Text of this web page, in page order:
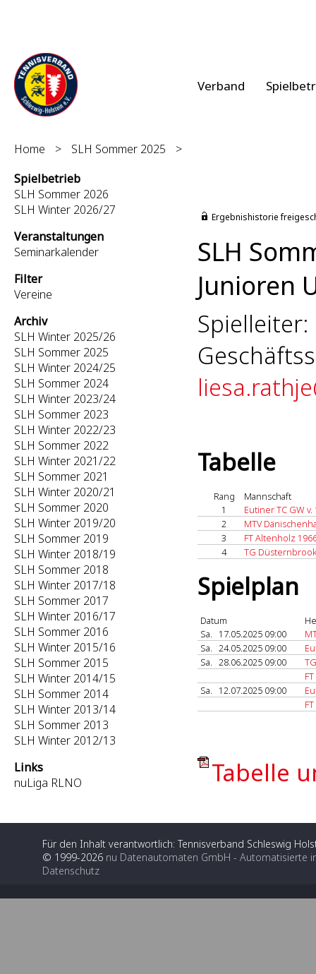
Verband
Home > SLH Sommer 2025
>
Spielbetrieb
SLH Sommer 2026
SLH Winter 2026/27
Veranstaltungen
Seminarkalender
Filter
Vereine
Archiv
SLH Winter 2025/26
SLH Sommer 2025
SLH Winter 2024/25
SLH Sommer 2024
SLH Winter 2023/24
SLH Sommer 2023
SLH Winter 2022/23
SLH Sommer 2022
SLH Winter 2021/22
SLH Sommer 2021
SLH Winter 2020/21
SLH Sommer 2020
SLH Winter 2019/20
SLH Sommer 2019
SLH Winter 2018/19
SLH Sommer 2018
SLH Winter 2017/18
SLH Sommer 2017
SLH Winter 2016/17
SLH Sommer 2016
SLH Winter 2015/16
SLH Sommer 2015
SLH Winter 2014/15
SLH Sommer 2014
SLH Winter 2013/14
SLH Sommer 2013
SLH Winter 2012/13
Links
nuLiga RLNO
Ergebnishistorie
SLH
Junioren
Spielleiter:
Tabelle
Rang
Mannschaft
1
Eutiner TC GW v.
2
MTV
3
FT Altenholz
4
TG Düsternbrook
Spielplan
Datum
Sa.
17.05.2025 09:00
Sa. 24.05.2025 09:00
Sa. 28.06.2025 09:00
Sa.
12.07.2025 09:00
Tabelle
Für den Inhalt verantwortlich: Tennisverband Schleswig
© 1999-2026 nu Datenautomaten GmbH - Automatisierte
Datenschutz